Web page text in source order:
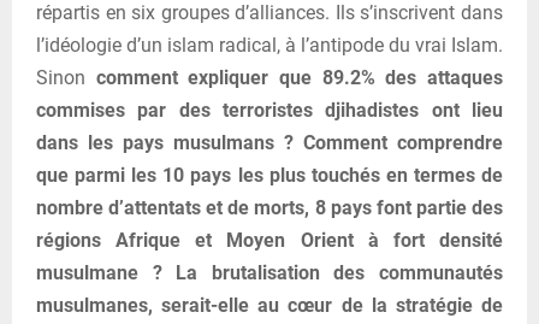
répartis en six groupes d’alliances. Ils s’inscrivent dans
l’idéologie d’un islam radical, à l’antipode du vrai Islam.
Sinon comment expliquer que 89.2% des attaques
commises par des terroristes djihadistes ont lieu
dans les pays musulmans ? Comment comprendre
que parmi les 10 pays les plus touchés en termes de
nombre d’attentats et de morts, 8 pays font partie des
régions Afrique et Moyen Orient à fort densité
musulmane ? La brutalisation des communautés
musulmanes, serait-elle au cœur de la stratégie de